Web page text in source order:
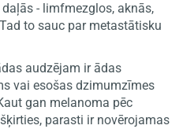
- limfmezglos, aknās,
to sauc par metastātisku
audzējam ir ādas
vai esošas dzimumzīmes
gan melanoma pēc
parasti ir novērojamas